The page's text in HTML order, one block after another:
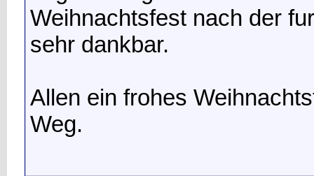
Weihnachtsfest nach der
sehr dankbar.
Allen ein frohes
Weg.